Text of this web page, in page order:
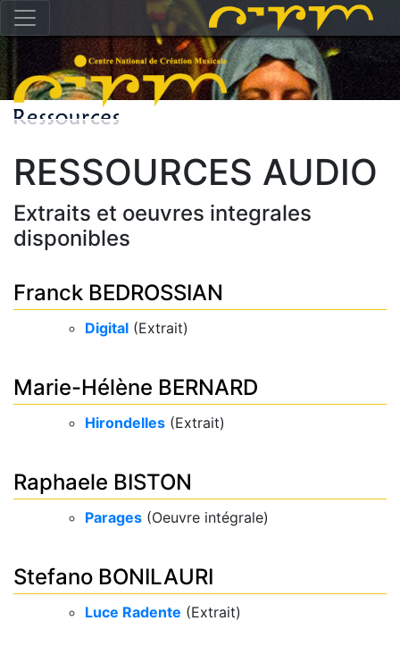
RESSOURCES AUDIO
Extraits et oeuvres integrales
disponibles
Franck BEDROSSIAN
Digital (Extrait)
Marie-Hélène BERNARD
Hirondelles (Extrait)
Raphaele BISTON
Parages (Oeuvre intégrale)
Stefano BONILAURI
Luce Radente (Extrait)